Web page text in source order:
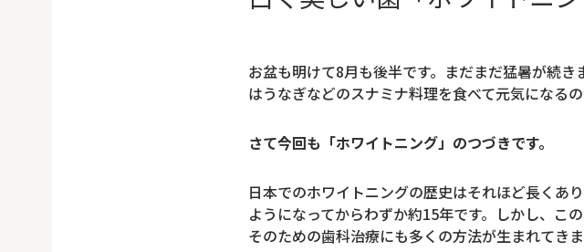
お盆も明けて8月も後半です。まだまだ猛暑が続
はうなぎなどのスナミナ料理を食べて元気になる
さて今回も「ホワイトニング」のつづきです。
日本でのホワイトニングの歴史はそれほど長くあ
ようになってからわずか約15年です。しかし、こ
そのための歯科治療にも多くの方法が生まれてきま